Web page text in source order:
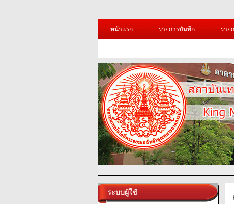
หน้าแรก
รายการบันทึก ราย
ระบบผู้ใช้